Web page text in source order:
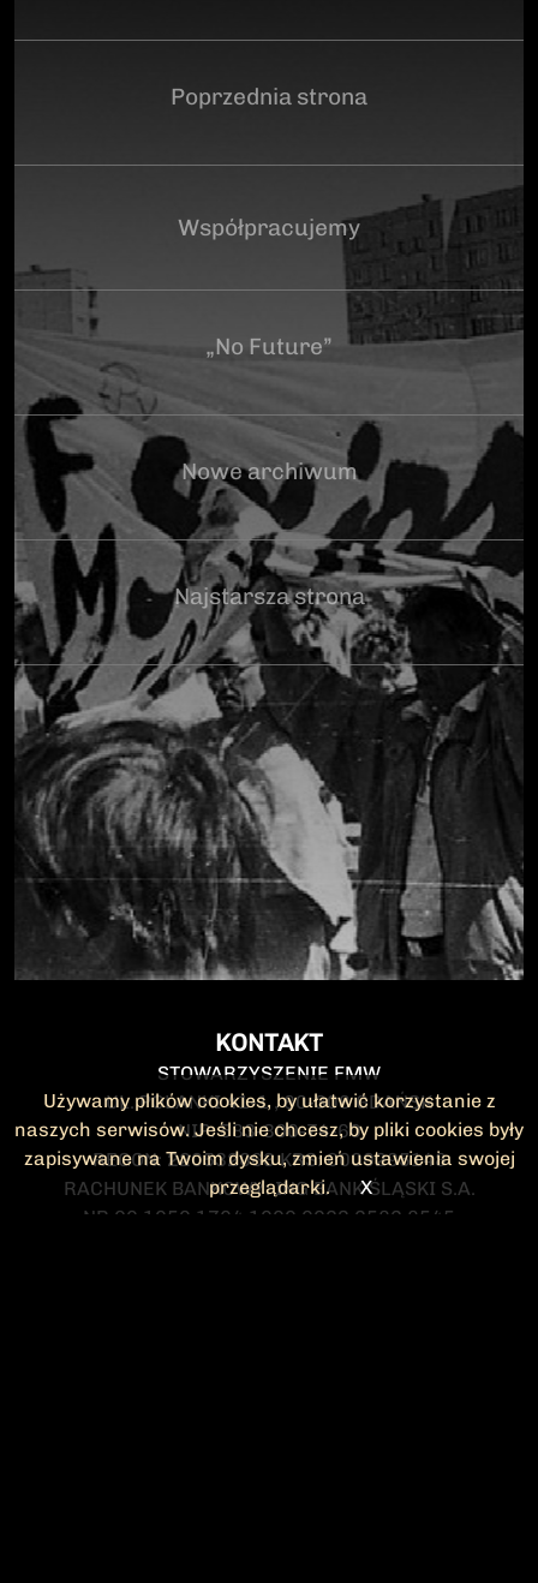
Poprzednia strona
Współpracujemy
„No Future”
Nowe archiwum
Najstarsza strona
KONTAKT
STOWARZYSZENIE FMW
UL. POLANKI 41-1 , 80-308 GDAŃSK
NIP: 583-300-74-60
REGON: 220532063 KRS: 0000295148
RACHUNEK BANKOWY: ING BANK ŚLĄSKI S.A.
NR 90 1050 1764 1000 0023 2582 8545
Używamy plików cookies, by ułatwić korzystanie z
naszych serwisów. Jeśli nie chcesz, by pliki cookies były
zapisywane na Twoim dysku, zmień ustawienia swojej
przeglądarki.
X